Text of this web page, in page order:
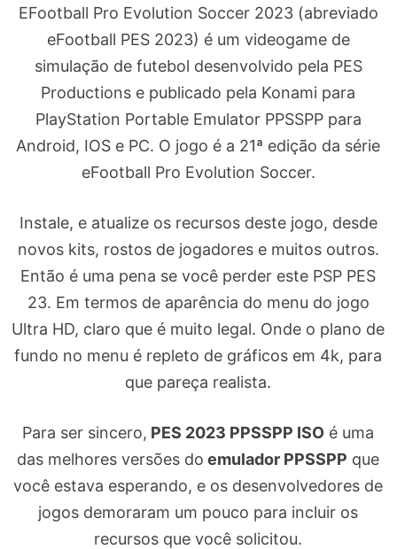
EFootball Pro Evolution Soccer 2023 (abreviado
eFootball PES 2023) é um videogame de
simulação de futebol desenvolvido pela PES
Productions e publicado pela Konami para
PlayStation Portable Emulator PPSSPP para
Android, IOS e PC. O jogo é a 21ª edição da série
eFootball Pro Evolution Soccer.
Instale, e atualize os recursos deste jogo, desde
novos kits, rostos de jogadores e muitos outros.
Então é uma pena se você perder este PSP PES
23. Em termos de aparência do menu do jogo
Ultra HD, claro que é muito legal. Onde o plano de
fundo no menu é repleto de gráficos em 4k, para
que pareça realista.
Para ser sincero, PES 2023 PPSSPP ISO é uma
das melhores versões do emulador PPSSPP que
você estava esperando, e os desenvolvedores de
jogos demoraram um pouco para incluir os
recursos que você solicitou.